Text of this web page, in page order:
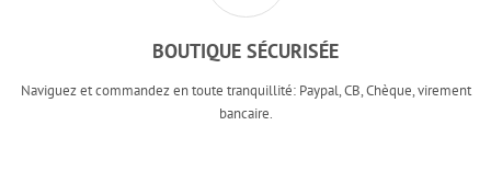
BOUTIQUE SÉCURISÉE
Naviguez et commandez en toute tranquillité: Paypal, CB, Chèque, virement
bancaire.